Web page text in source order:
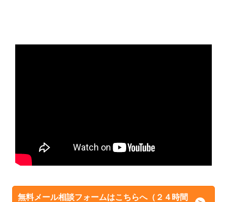
無料メール相談フォームはこちらへ（２４時間